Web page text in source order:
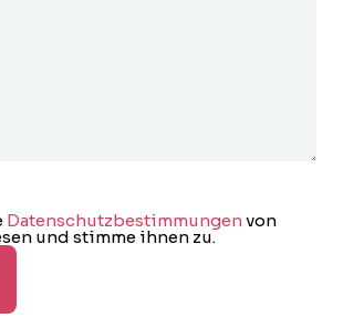
Datenschutzbestimmungenvon
und stimme ihnen zu.